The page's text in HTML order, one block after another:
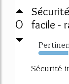
0
facile -
86%
Sécurité